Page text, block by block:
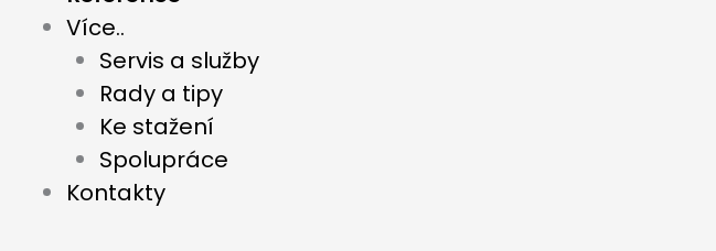
Více..
Servis a služby
Rady a tipy
Ke stažení
Spolupráce
Kontakty